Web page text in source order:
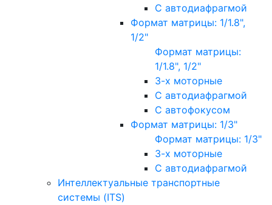
С автодиафрагмой
Формат матрицы: 1/1.8",
1/2"
Формат матрицы:
1/1.8", 1/2"
3-х моторные
С автодиафрагмой
С автофокусом
Формат матрицы: 1/3"
Формат матрицы: 1/3"
3-х моторные
С автодиафрагмой
Интеллектуальные транспортные
системы (ITS)